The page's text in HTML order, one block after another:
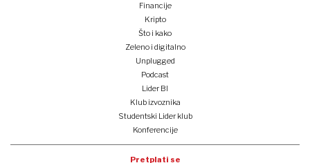
Financije
Kripto
Što i kako
Zeleno i digitalno
Unplugged
Podcast
Lider BI
Klub izvoznika
Studentski Lider klub
Konferencije
Pretplati se